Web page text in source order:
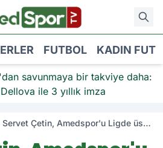
FUTBOL KADIN
savunmaya bir takviye daha:
ile 3 yıllık imza
Servet Çetin, Amedspor'u Ligde üst